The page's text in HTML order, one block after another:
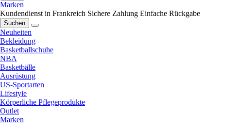
Marken
Kundendienst in Frankreich Sichere Zahlung Einfache Rückgabe
Suchen
Neuheiten
Bekleidung
Basketballschuhe
NBA
Basketbälle
Ausrüstung
US-Sportarten
Lifestyle
Körperliche Pflegeprodukte
Outlet
Marken